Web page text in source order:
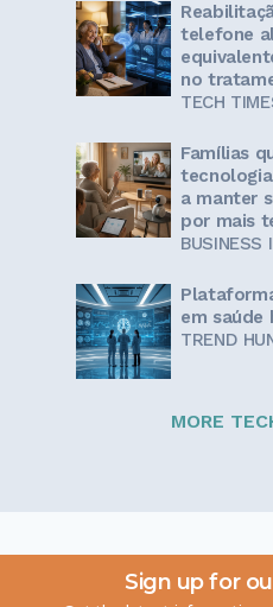
telefone
no
TECH
Famílias
a manter
por mais
BUSINESS
em saúde
TREND
MORE
Sign up for